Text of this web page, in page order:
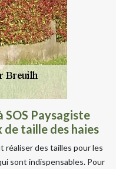
SOS Paysagiste
taille des haies
réaliser des tailles pour les
sont indispensables. Pour